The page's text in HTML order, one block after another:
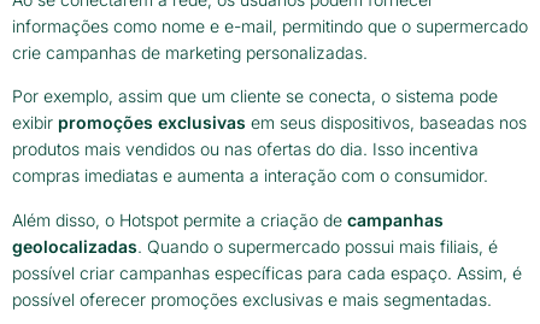
informações como nome e e-mail, permitindo que o supermercado
crie campanhas de marketing personalizadas.
Por exemplo, assim que um cliente se conecta, o sistema pode
exibir promoções exclusivas em seus dispositivos, baseadas nos
produtos mais vendidos ou nas ofertas do dia. Isso incentiva
compras imediatas e aumenta a interação com o consumidor.
Além disso, o Hotspot permite a criação de campanhas
geolocalizadas. Quando o supermercado possui mais filiais, é
possível criar campanhas específicas para cada espaço. Assim, é
possível oferecer promoções exclusivas e mais segmentadas.